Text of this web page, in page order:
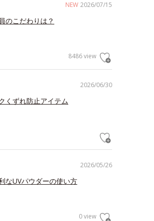
NEW 2026/07/15
のこだわりは？
8486 view
2026/06/30
くずれ防止アイテム
2026/05/26
なUVパウダーの使い方
0 view